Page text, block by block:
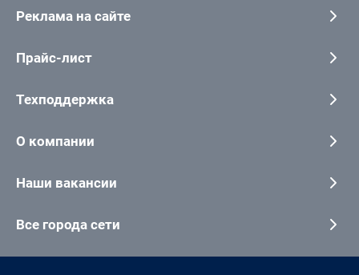
Реклама на сайте
Прайс-лист
Техподдержка
О компании
Наши вакансии
Все города сети